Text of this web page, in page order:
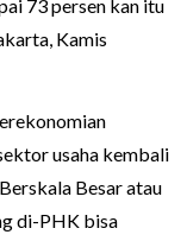
73 persen kan itu
Kamis
usaha kembali
Besar atau
di-PHK bisa